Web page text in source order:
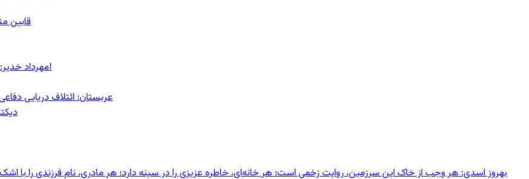
قابین
مهرداد خدیر: پیام روشن پزشکیان در گفت‌و‌گوی تصویری با مرد نامرئی: من هستم!
عربستان: ائتلاف دریایی
بهروز اسدی: هر وجب از خاک‌ این سرزمین، روایت زخمی است؛ هر خانه‌ای، خاطره عزیزی را در سینه دارد؛ هر مادری، نام فرزندی را با